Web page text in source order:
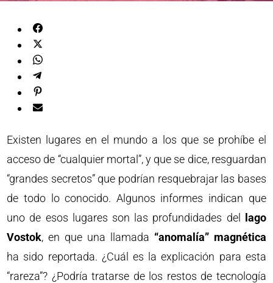
Existen lugares en el mundo a los que se prohíbe el
acceso de “cualquier mortal”, y que se dice, resguardan
“grandes secretos” que podrían resquebrajar las bases
de todo lo conocido. Algunos informes indican que
uno de esos lugares son las profundidades del
lago
Vostok, en que una llamada “anomalía” magnética
ha sido reportada. ¿Cuál es la explicación para esta
“rareza”? ¿Podría tratarse de los restos de tecnología